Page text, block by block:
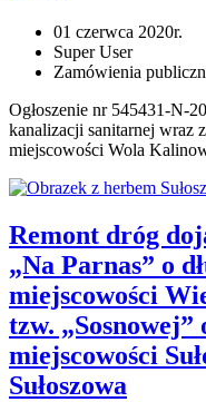
01 czerwca 2020r.
Super User
Zamówienia
Ogłoszenie nr 545431-N-
kanalizacji sanitarnej wraz
miejscowości Wola
Remont dróg
„Na Parnas” o
miejscowości
tzw. „Sosnowej”
miejscowości
Sułoszowa